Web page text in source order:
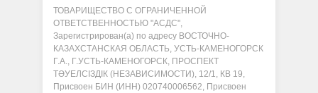
ТОВАРИЩЕСТВО С ОГРАНИЧЕННОЙ
ОТВЕТСТВЕННОСТЬЮ "АСДС",
Зарегистрирован(а) по адресу ВОСТОЧНО-
КАЗАХСТАНСКАЯ ОБЛАСТЬ, УСТЬ-КАМЕНОГОРСК
Г.А., Г.УСТЬ-КАМЕНОГОРСК, ПРОСПЕКТ
ТӘУЕЛСІЗДІК (НЕЗАВИСИМОСТИ), 12/1, КВ 19,
Присвоен БИН (ИНН) 020740006562, Присвоен